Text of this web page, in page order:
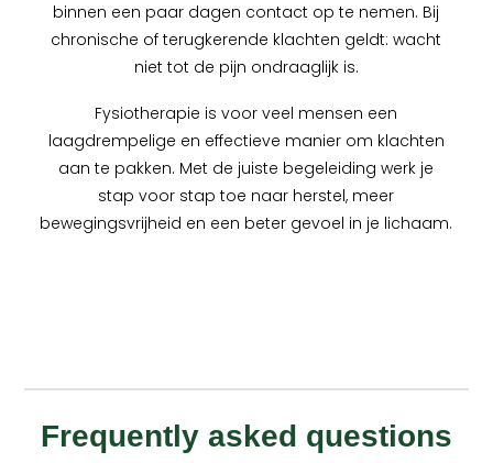
binnen een paar dagen contact op te nemen. Bij
chronische of terugkerende klachten geldt: wacht
niet tot de pijn ondraaglijk is.
Fysiotherapie is voor veel mensen een
laagdrempelige en effectieve manier om klachten
aan te pakken. Met de juiste begeleiding werk je
stap voor stap toe naar herstel, meer
bewegingsvrijheid en een beter gevoel in je lichaam.
Frequently asked questions